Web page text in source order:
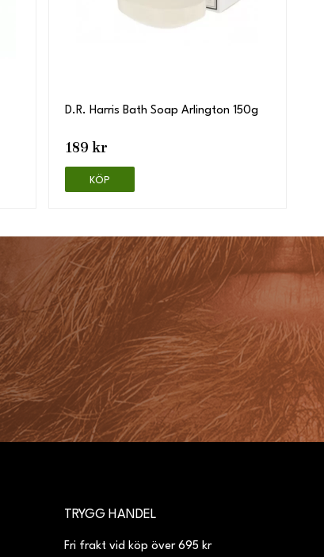
D.R. Harris Bath Soap Arlington 150g
189 kr
KÖP
TRYGG HANDEL
Fri frakt vid köp över 695 kr